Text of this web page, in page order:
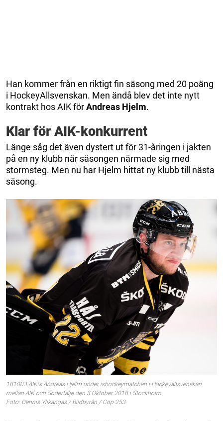
Han kommer från en riktigt fin säsong med 20 poäng
i HockeyAllsvenskan. Men ändå blev det inte nytt
kontrakt hos AIK förAndreas Hjelm.
Klar för AIK-konkurrent
Länge såg det även dystert ut för 31-åringen i jakten
på en ny klubb när säsongen närmade sig med
stormsteg. Men nu har Hjelm hittat ny klubb till nästa
säsong.
181003 AIK:s Andreas Hjelm under ishockeymatchen i Hockeyallsvenskan
mellan AIK och Södertälje den 3 Oktober 2018 i Stockholm.
Foto: Dennis Ylikangas / Bildbyrån / Cop 253